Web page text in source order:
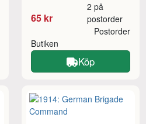
65 kr
2 på
postorder
Butiken
Postorder
Köp